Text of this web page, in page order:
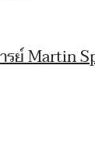
ย์ Martin